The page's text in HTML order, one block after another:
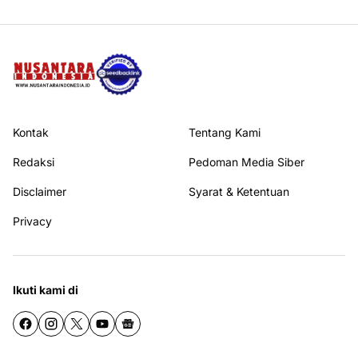
Kontak Tentang Kami
Redaksi Pedoman Media Siber
Disclaimer Syarat & Ketentuan
Privacy
Ikuti kami di